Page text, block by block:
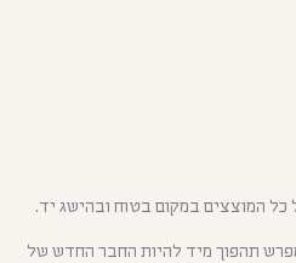
המוצצים במקום בטוח ובהישג יד.
תהפוך מיד להיות החבר החדש של